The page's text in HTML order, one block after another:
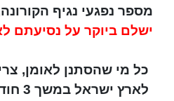
מספר נפגעי נגיף
ישלם ביוקר על נסיעתם
כל מי שהסתנן לאומן,
לארץ